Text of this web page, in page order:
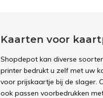
Kaarten voor
Shopdepot kan diverse
printer bedrukt u zelf met uw
voor prijskaartje bij de slager.
ook passen voorbedrukken